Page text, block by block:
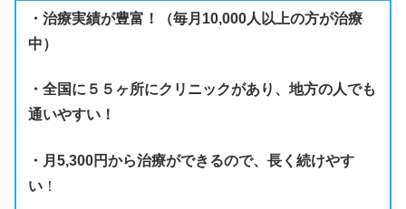
・治療実績が豊富！（毎月10,000人以上の方が治療
中）
・全国に５５ヶ所にクリニックがあり、地方の人でも
通いやすい！
・月5,300円から治療ができるので、長く続けやす
い！